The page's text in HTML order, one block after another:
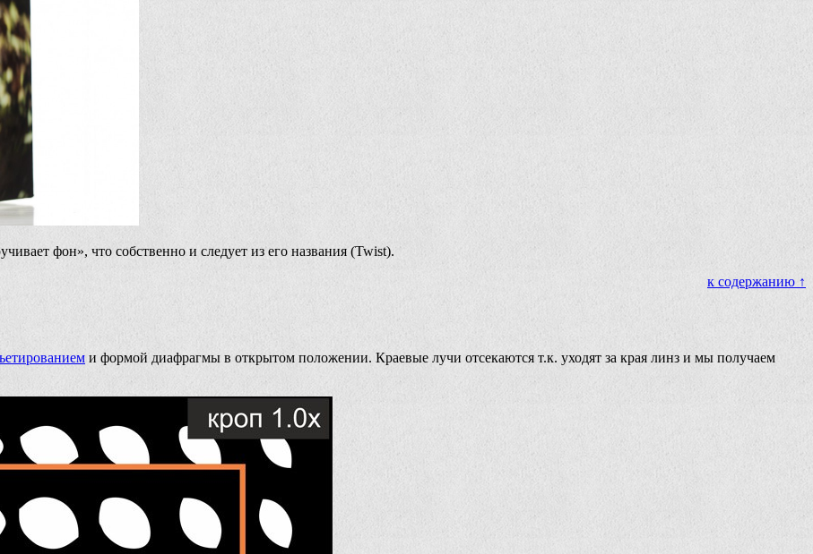
фон», что собственно и следует из его названия (Twist).
к содержанию ↑
и формой диафрагмы в открытом положении. Краевые лучи отсекаются т.к. уходят за края линз и мы получаем